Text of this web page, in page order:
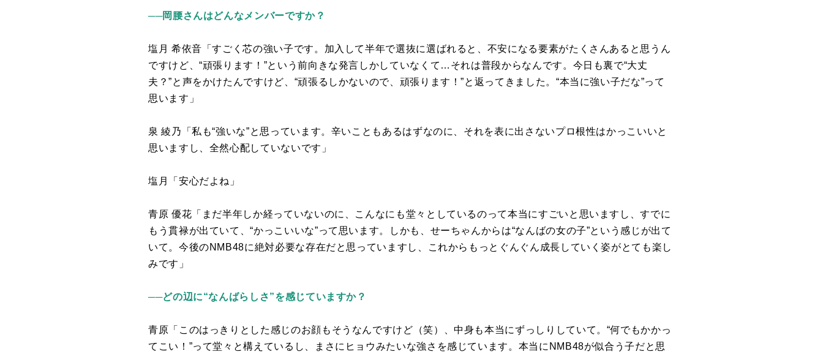
──岡腰さんはどんなメンバーですか？
塩月 希依音「すごく芯の強い子です。加入して半年で選抜に選ばれると、不安になる要素がたくさんあると思うん
ですけど、“頑張ります！”という前向きな発言しかしていなくて…それは普段からなんです。今日も裏で“大丈
夫？”と声をかけたんですけど、“頑張るしかないので、頑張ります！”と返ってきました。“本当に強い子だな”って
思います」
泉 綾乃「私も“強いな”と思っています。辛いこともあるはずなのに、それを表に出さないプロ根性はかっこいいと
思いますし、全然心配していないです」
塩月「安心だよね」
青原 優花「まだ半年しか経っていないのに、こんなにも堂々としているのって本当にすごいと思いますし、すでに
もう貫禄が出ていて、“かっこいいな”って思います。しかも、せーちゃんからは“なんばの女の子”という感じが出て
いて。今後のNMB48に絶対必要な存在だと思っていますし、これからもっとぐんぐん成長していく姿がとても楽し
みです」
──どの辺に“なんばらしさ”を感じていますか？
青原「このはっきりとした感じのお顔もそうなんですけど（笑）、中身も本当にずっしりしていて。“何でもかかっ
てこい！”って堂々と構えているし、まさにヒョウみたいな強さを感じています。本当に NMB48が似合う子だと思